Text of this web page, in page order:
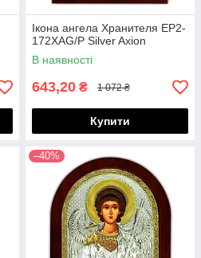
Ікона ангела Хранителя EP2-
172XAG/P Silver Axion
В наявності
643,20 ₴ 1 072 ₴
Купити
–40%